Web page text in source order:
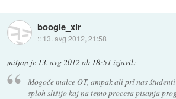
boogie_xlr
:: 13. avg 2012, 21:58
mitjan je 13. avg 2012 ob 18:51 izjavil:
Mogoče malce OT, ampak ali pri nas
sploh slišijo kaj na temo procesa pisanja